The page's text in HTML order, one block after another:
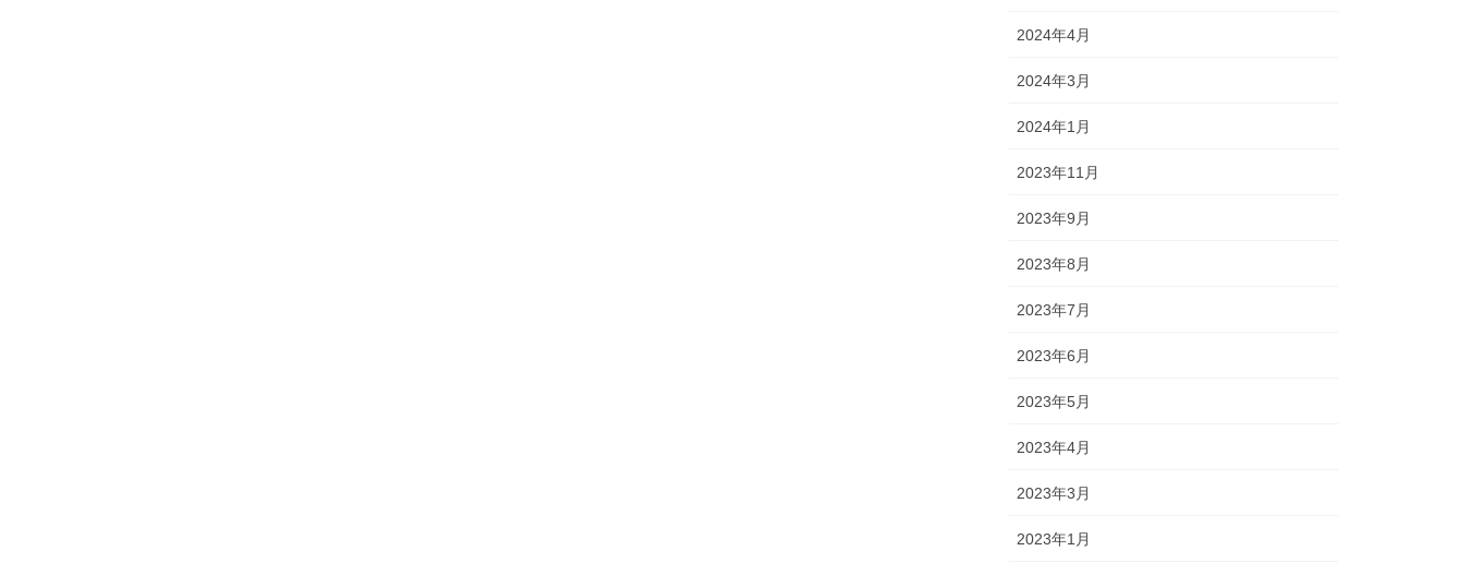
2024年4月
2024年3月
2024年1月
2023年11月
2023年9月
2023年8月
2023年7月
2023年6月
2023年5月
2023年4月
2023年3月
2023年1月